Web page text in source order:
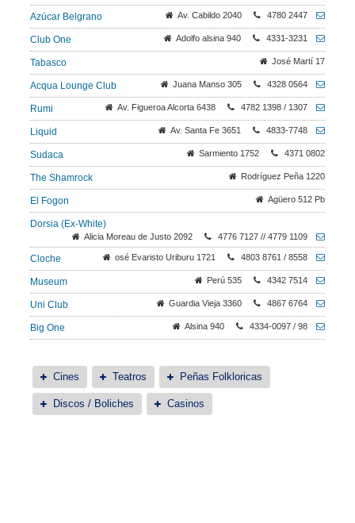
Azúcar Belgrano Av. Cabildo 2040 4780 2447
Club One Adolfo alsina 940 4331-3231
Tabasco José Martí 17
Acqua Lounge Club Juana Manso 305 4328 0564
Rumi Av. Figueroa Alcorta 6438 4782 1398 / 1307
Liquid Av. Santa Fe 3651 4833-7748
Sudaca Sarmiento 1752 4371 0802
The Shamrock Rodríguez Peña 1220
El Fogon Agüero 512 Pb
Dorsia (Ex-White)
Alicia Moreau de Justo 2092 4776 7127 // 4779 1109
Cloche osé Evaristo Uriburu 1721 4803 8761 / 8558
Museum Perú 535 4342 7514
Uni Club Guardia Vieja 3360 4867 6764
Big One Alsina 940 4334-0097 / 98
Cines Teatros Peñas Folkloricas
Discos / Boliches Casinos